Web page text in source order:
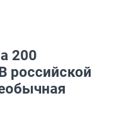
200
российской